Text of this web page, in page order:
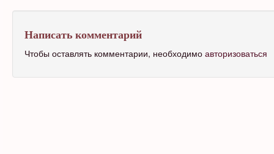
Написать комментарий
Чтобы оставлять комментарии, необходимо авторизоваться